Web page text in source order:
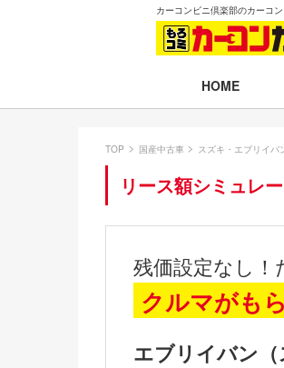
カーコンビニ倶楽部のカーコ
HOME
TOP 国産中古車 スズキ・エブリイバ
リース額シミュレ
残価設定なし！
クルマがも
エブリイバン（